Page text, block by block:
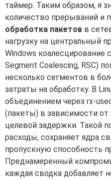
таймер. Таким образом, я
количество прерываний и
обработка пакетов в
нагрузку на центральный
Windows коалесцирование
Segment Coalescing, RSC)
несколько сегментов в
затраты на обработку. В
объединением через rx-
(пакеты) в зависимости от
целевой задержки. Такой
расходы, сохраняет ядра
пропускную способность
Преднамеренный
каждая сводка добавляет